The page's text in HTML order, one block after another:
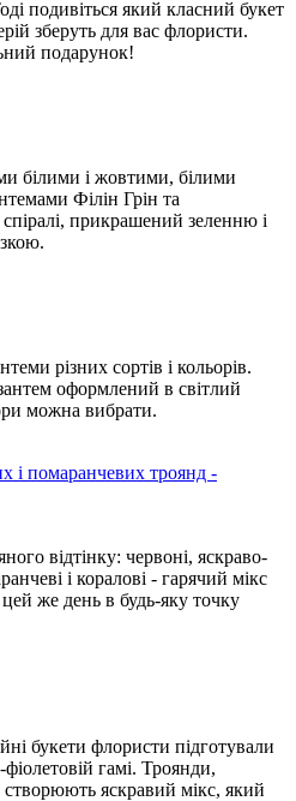
подивіться який класний букет
зберуть для вас флористи.
подарунок!
білими і жовтими, білими
Філін Грін та
прикрашений зеленню і
різних сортів і кольорів.
оформлений в світлий
можна вибрати.
і помаранчевих троянд -
відтінку: червоні, яскраво-
і коралові - гарячий мікс
же день в будь-яку точку
букети флористи підготували
гамі. Троянди,
створюють яскравий мікс, який